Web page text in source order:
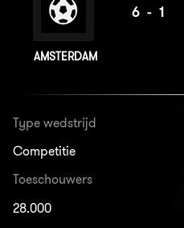
AMSTERDAM
6-1
Type wedstrijd
Competitie
Toeschouwers
28.000